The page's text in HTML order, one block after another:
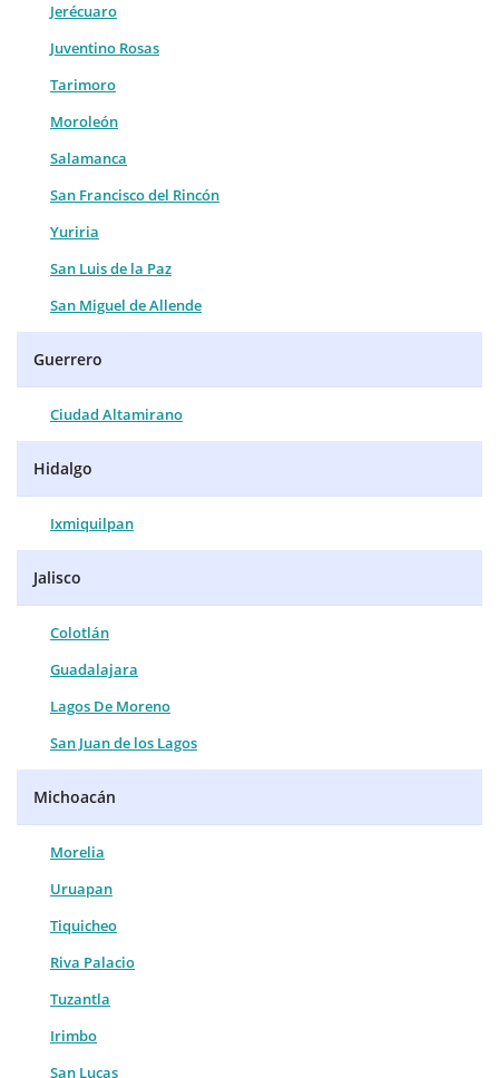
Jerécuaro
Juventino Rosas
Tarimoro
Moroleón
Salamanca
San Francisco del Rincón
Yuriria
San Luis de la Paz
San Miguel de Allende
Guerrero
Ciudad Altamirano
Hidalgo
Ixmiquilpan
Jalisco
Colotlán
Guadalajara
Lagos De Moreno
San Juan de los Lagos
Michoacán
Morelia
Uruapan
Tiquicheo
Riva Palacio
Tuzantla
Irimbo
San Lucas